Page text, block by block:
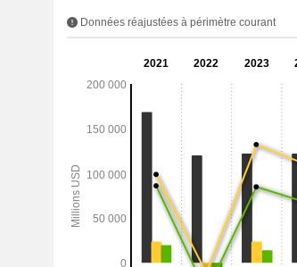
Données réajustées à périmètre courant